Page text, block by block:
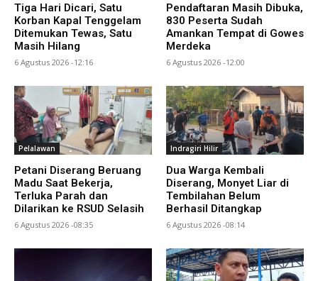
Tiga Hari Dicari, Satu
Korban Kapal Tenggelam
Ditemukan Tewas, Satu
Masih Hilang
6 Agustus 2026 -12:16
Pendaftaran Masih Dibuka,
830 Peserta Sudah
Amankan Tempat di Gowes
Merdeka
6 Agustus 2026 -12:00
Pelalawan
Petani Diserang Beruang
Madu Saat Bekerja,
Terluka Parah dan
Dilarikan ke RSUD Selasih
6 Agustus 2026 -08:35
Indragiri Hilir
Dua Warga Kembali
Diserang, Monyet Liar di
Tembilahan Belum
Berhasil Ditangkap
6 Agustus 2026 -08:14